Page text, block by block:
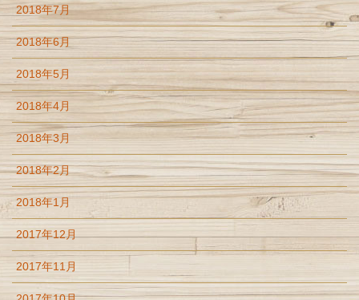
2018年7月
2018年6月
2018年5月
2018年4月
2018年3月
2018年2月
2018年1月
2017年12月
2017年11月